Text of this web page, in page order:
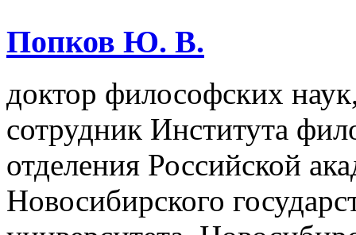
Попков Ю. В.
доктор философских
сотрудник Института
отделения Российской
Новосибирского